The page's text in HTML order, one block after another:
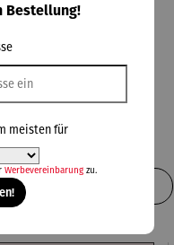
Produkten,
handwerkliche
Zutaten, um ein
zu
Bestellung!
meisten für
Werbevereinbarungzu.